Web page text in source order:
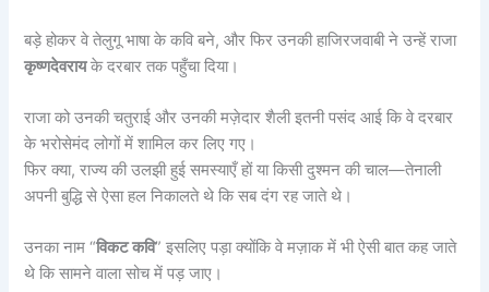
बड़े होकर वे तेलुगू भाषा के कवि बने, और फिर उनकी हाजिरजवाबी ने उन्हें राजा
कृष्णदेवरायके दरबार तक पहुँचा दिया।
राजा को उनकी चतुराई और उनकी मज़ेदार शैली इतनी पसंद आई कि वे दरबार
के भरोसेमंद लोगों में शामिल कर लिए गए।
फिर क्या, राज्य की उलझी हुई समस्याएँ हों या किसी दुश्मन की चाल—तेनाली
अपनी बुद्धि से ऐसा हल निकालते थे कि सब दंग रह जाते थे।
उनका नाम “विकट कवि” इसलिए पड़ा क्योंकि वे मज़ाक में भी ऐसी बात कह जाते
थे कि सामने वाला सोच में पड़ जाए।